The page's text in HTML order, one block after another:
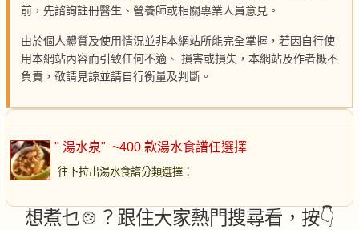
前，先諮詢註冊醫生、營養師或相關專業人員意見。
由於個人體質及使用情況並非本網站所能完全掌握，若因自行使
用本網站內容而引致任何不適、 損害或損失，本網站及作者概不
負責，敬請見諒並請自行衡量及判斷。
" 湯水泉" ~400 款湯水食譜任選擇
往下拉出湯水食譜分類選擇 ：
想煮乜🍲？跟住大家熱門搜尋看，按👇